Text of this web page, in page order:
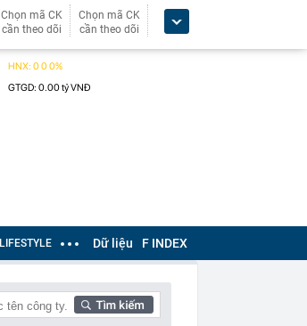
Chọn mã CK
cần theo dõi
Chọn mã CK
cần theo dõi
LIFESTYLE Dữ liệu F INDEX